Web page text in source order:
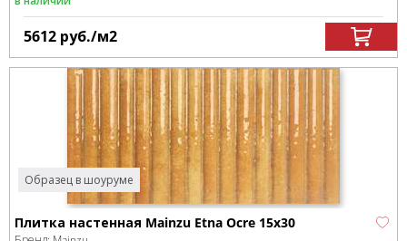
5612 руб./м2
Образец в шоуруме
Плитка настенная Mainzu Etna Ocre 15x30